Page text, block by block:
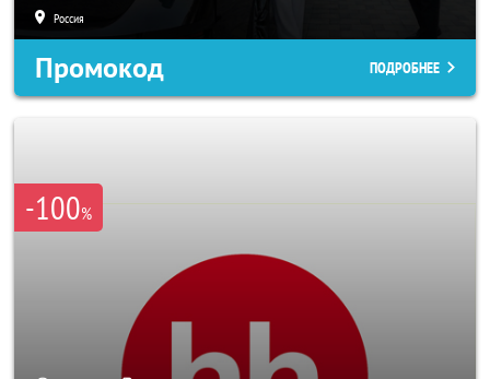
Россия
Промокод ПОДРОБНЕЕ
-100%